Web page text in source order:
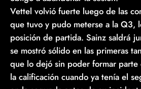
Vettel volvió fuerte luego de las
que tuvo y pudo meterse a la Q3,
posición de partida. Sainz saldrá
se mostró sólido en las primeras
que lo dejó sin poder formar
la calificación cuando ya tenía el